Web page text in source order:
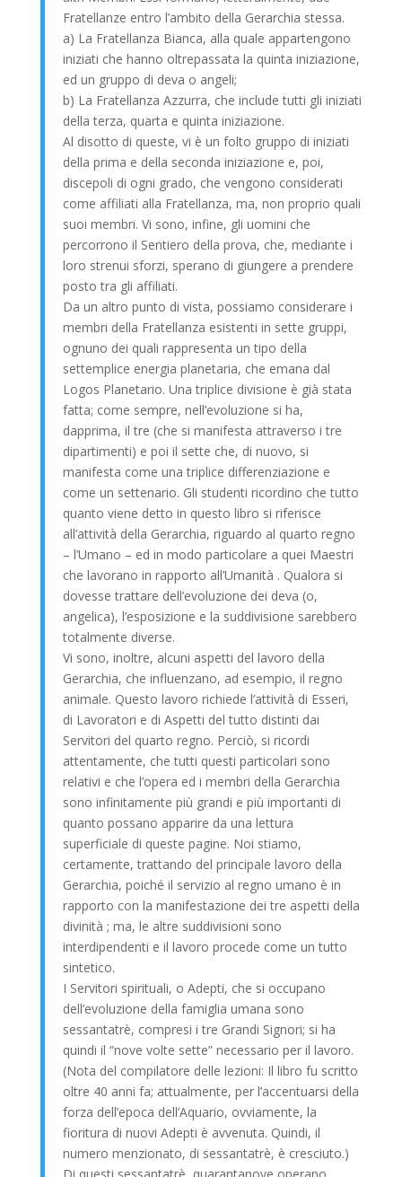
Fratellanze entro l’ambito della Gerarchia stessa.
a) La Fratellanza Bianca, alla quale appartengono
iniziati che hanno oltrepassata la quinta iniziazione,
ed un gruppo di deva o angeli;
b) La Fratellanza Azzurra, che include tutti gli iniziati
della terza, quarta e quinta iniziazione.
Al disotto di queste, vi è un folto gruppo di iniziati
della prima e della seconda iniziazione e, poi,
discepoli di ogni grado, che vengono considerati
come affiliati alla Fratellanza, ma, non proprio quali
suoi membri. Vi sono, infine, gli uomini che
percorrono il Sentiero della prova, che, mediante i
loro strenui sforzi, sperano di giungere a prendere
posto tra gli affiliati.
Da un altro punto di vista, possiamo considerare i
membri della Fratellanza esistenti in sette gruppi,
ognuno dei quali rappresenta un tipo della
settemplice energia planetaria, che emana dal
Logos Planetario. Una triplice divisione è già stata
fatta; come sempre, nell’evoluzione si ha,
dapprima, il tre (che si manifesta attraverso i tre
dipartimenti) e poi il sette che, di nuovo, si
manifesta come una triplice differenziazione e
come un settenario. Gli studenti ricordino che tutto
quanto viene detto in questo libro si riferisce
all’attività della Gerarchia, riguardo al quarto regno
– l’Umano – ed in modo particolare a quei Maestri
che lavorano in rapporto all’Umanità . Qualora si
dovesse trattare dell’evoluzione dei deva (o,
angelica), l’esposizione e la suddivisione sarebbero
totalmente diverse.
Vi sono, inoltre, alcuni aspetti del lavoro della
Gerarchia, che influenzano, ad esempio, il regno
animale. Questo lavoro richiede l’attività di Esseri,
di Lavoratori e di Aspetti del tutto distinti dai
Servitori del quarto regno. Perciò, si ricordi
attentamente, che tutti questi particolari sono
relativi e che l’opera ed i membri della Gerarchia
sono infinitamente più grandi e più importanti di
quanto possano apparire da una lettura
superficiale di queste pagine. Noi stiamo,
certamente, trattando del principale lavoro della
Gerarchia, poiché il servizio al regno umano è in
rapporto con la manifestazione dei tre aspetti della
divinità ; ma, le altre suddivisioni sono
interdipendenti e il lavoro procede come un tutto
sintetico.
I Servitori spirituali, o Adepti, che si occupano
dell’evoluzione della famiglia umana sono
sessantatrè, compresi i tre Grandi Signori; si ha
quindi il “nove volte sette” necessario per il lavoro.
(Nota del compilatore delle lezioni: Il libro fu scritto
oltre 40 anni fa; attualmente, per l’accentuarsi della
forza dell’epoca dell’Aquario, ovviamente, la
fioritura di nuovi Adepti è avvenuta. Quindi, il
numero menzionato, di sessantatrè, è cresciuto.)